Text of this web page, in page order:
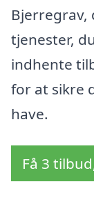
Bjerregrav,
tjenester,
indhente
for at sikre
have.
Få 3